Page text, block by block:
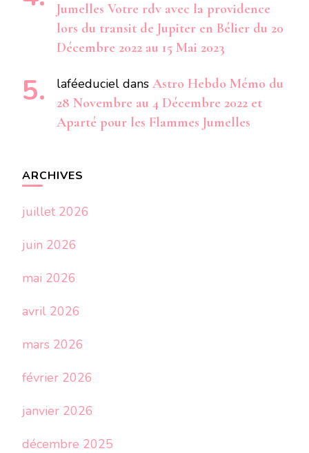
Jumelles Votre rdv avec la providence
lors du transit de Jupiter en Bélier du 20
Décembre 2022 au 15 Mai 2023
laféeduciel dans Astro Hebdo Mémo du
28 Novembre au 4 Décembre 2022 et
Aparté pour les Flammes Jumelles
ARCHIVES
juillet 2026
juin 2026
mai 2026
avril 2026
mars 2026
février 2026
janvier 2026
décembre 2025